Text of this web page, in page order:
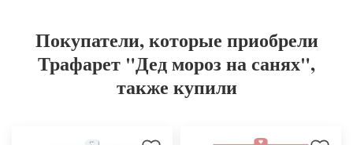
Покупатели, которые приобрели
Трафарет "Дед мороз на санях",
также купили